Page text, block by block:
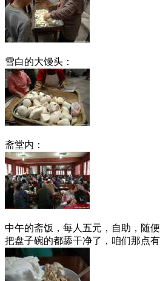
雪白的大馒头：
斋堂内：
中午的斋饭，每人五元，自助，随
把盘子碗的都舔干净了，咱们那点